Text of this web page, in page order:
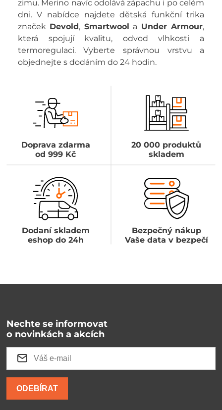
zimu. Merino navíc odolává zápachu i po celém
dni. V nabídce najdete dětská funkční trika
značek Devold, Smartwool a Under Armour,
která spojují kvalitu, odvod vlhkosti a
termoregulaci. Vyberte správnou vrstvu a
objednejte s dodáním do 24 hodin.
Doprava zdarma
od 999 Kč
20 000 produktů
skladem
Dodaní skladem
eshop do 24h
Bezpečný nákup
Vaše data v bezpečí
Nechte se informovat
o novinkách a akcích
ODEBÍRAT